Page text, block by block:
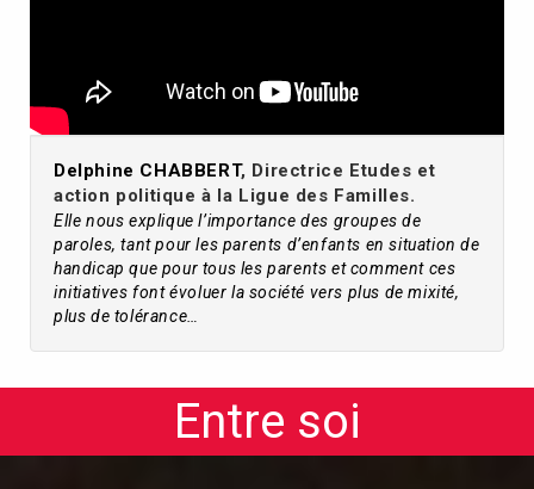
Delphine CHABBERT, Directrice Etudes et
action politique à la Ligue des Familles.
Elle nous explique l’importance des groupes de
paroles, tant pour les parents d’enfants en situation de
handicap que pour tous les parents et comment ces
initiatives font évoluer la société vers plus de mixité,
plus de tolérance…
Entre soi